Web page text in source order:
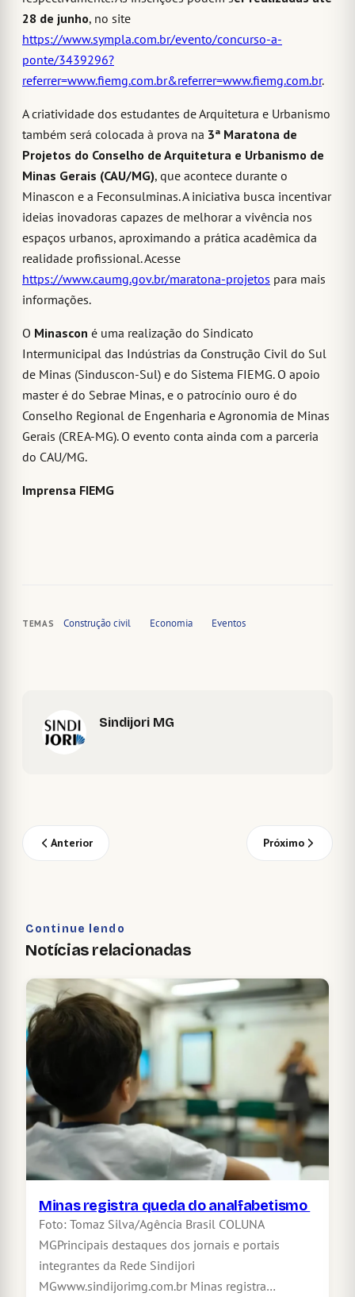
28 de junho, no site
https://www.sympla.com.br/evento/concurso-a-
ponte/3439296?
referrer=www.fiemg.com.br&referrer=www.fiemg.com.br.
A criatividade dos estudantes de Arquitetura e Urbanismo
também será colocada à prova na 3ª Maratona de
Projetos do Conselho de Arquitetura e Urbanismo de
Minas Gerais (CAU/MG), que acontece durante o
Minascon e a Feconsulminas. A iniciativa busca incentivar
ideias inovadoras capazes de melhorar a vivência nos
espaços urbanos, aproximando a prática acadêmica da
realidade profissional. Acesse
https://www.caumg.gov.br/maratona-projetos para mais
informações.
O Minascon é uma realização do Sindicato
Intermunicipal das Indústrias da Construção Civil do Sul
de Minas (Sinduscon-Sul) e do Sistema FIEMG. O apoio
master é do Sebrae Minas, e o patrocínio ouro é do
Conselho Regional de Engenharia e Agronomia de Minas
Gerais (CREA-MG). O evento conta ainda com a parceria
do CAU/MG.
Imprensa FIEMG
TEMAS Construção civil Economia Eventos
Sindijori MG
Anterior Próximo
Continue lendo
Notícias relacionadas
Minas registra queda do analfabetismo
Foto: Tomaz Silva/Agência Brasil COLUNA
MGPrincipais destaques dos jornais e portais
integrantes da Rede Sindijori
MGwww.sindijorimg.com.br Minas registra…